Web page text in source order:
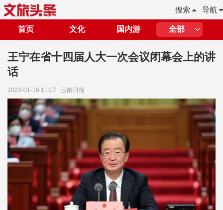
导航
搜索
首页 文化 国内游 全部
王宁在省十四届人大一次会议闭幕会上的讲
话
2023-01-16 11:07 云南日报